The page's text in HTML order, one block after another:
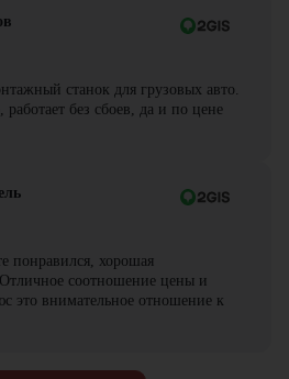
станок для грузовых авто.
работает без сбоев, да и по цене
понравился, хорошая
соотношение цены и
это внимательное отношение к